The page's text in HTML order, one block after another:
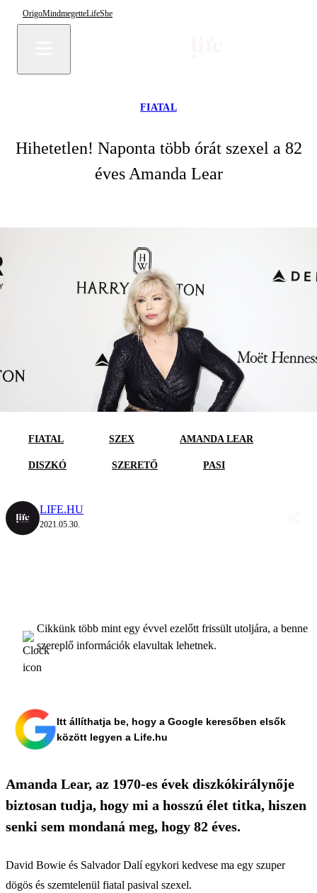
OrigoMindmegetteLifeShe
FIATAL
Hihetetlen! Naponta több órát szexel a 82
éves Amanda Lear
FIATAL SZEX AMANDA LEAR
DISZKÓ SZERETŐ PASI
LIFE.HU
2021.05.30.
Cikkünk több mint egy évvel ezelőtt frissült utoljára, a benne
szereplő információk elavultak lehetnek.
Itt állíthatja be, hogy a Google keresőben elsők
között legyen a Life.hu
Amanda Lear, az 1970-es évek diszkókirálynője
biztosan tudja, hogy mi a hosszú élet titka, hiszen
senki sem mondaná meg, hogy 82 éves.
David Bowie és Salvador Dalí egykori kedvese ma egy szuper
dögös és szemtelenül fiatal pasival szexel.